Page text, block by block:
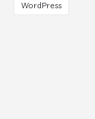
WordPress